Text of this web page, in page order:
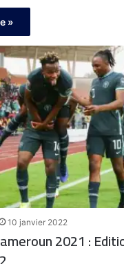
»
10 janvier 2022
2021 :